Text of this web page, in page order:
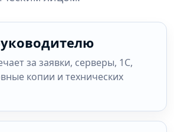
за заявки, серверы, 1С,
копии и технических